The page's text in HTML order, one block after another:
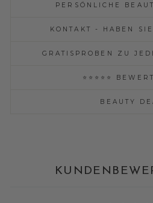
PERSÖNLICHE
KONTAKT - HABEN
GRATISPROBEN ZU
⭐⭐⭐⭐⭐
BEAUTY